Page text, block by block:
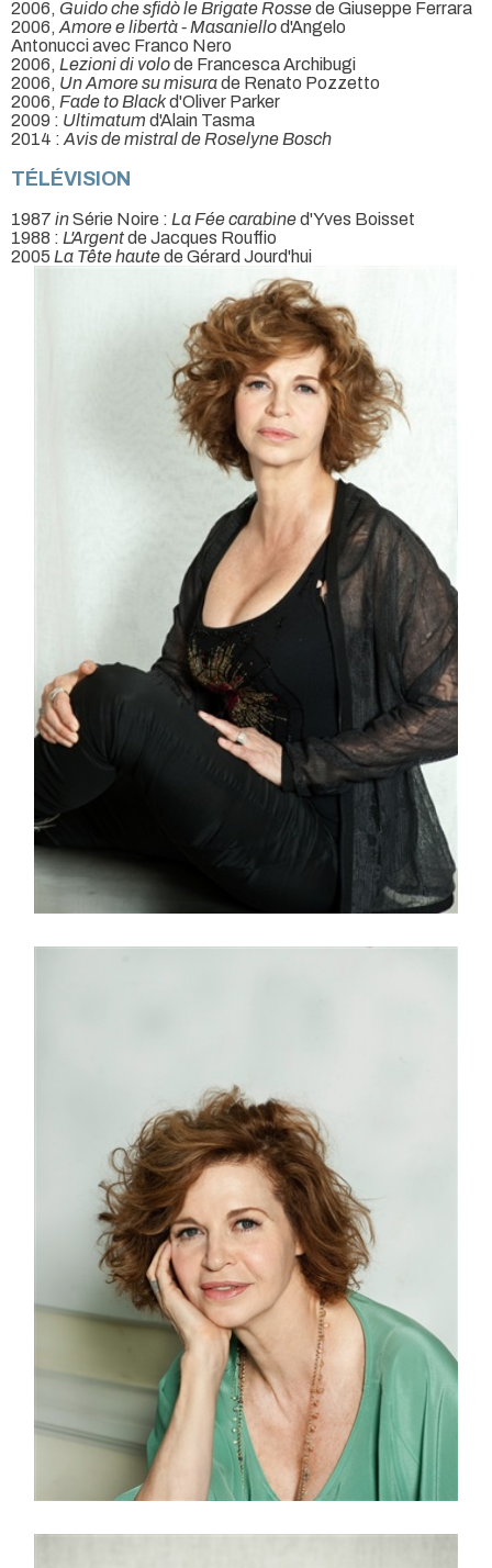
2006, Guido che sfidò le Brigate Rossede Giuseppe Ferrara
2006, Amore e libertà - Masaniellod'Angelo
Antonucci avec Franco Nero
2006, Lezioni di volode Francesca Archibugi
2006, Un Amore su misurade Renato Pozzetto
2006, Fade to Blackd'Oliver Parker
2009 : Ultimatum d'Alain Tasma
2014 : Avis de mistral de Roselyne Bosch
TÉLÉVISION
1987 inSérie Noire : La Fée carabined'Yves Boisset
1988 : L'Argentde Jacques Rouffio
2005 La Tête hautede Gérard Jourd'hui